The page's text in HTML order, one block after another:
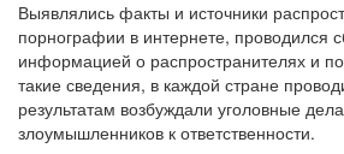
Выявлялись факты и источники
порнографии в интернете, проводился
информацией о распространителях и
такие сведения, в каждой стране
результатам возбуждали уголовные
злоумышленников к ответственности.